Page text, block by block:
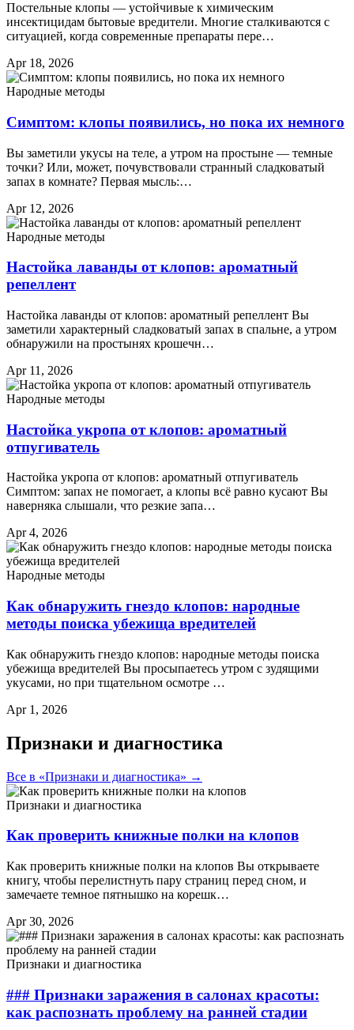
Постельные клопы — устойчивые к химическим
инсектицидам бытовые вредители. Многие сталкиваются с
ситуацией, когда современные препараты пере…
Apr 18, 2026
Народные методы
Симптом: клопы появились, но пока их немного
Вы заметили укусы на теле, а утром на простыне — темные
точки? Или, может, почувствовали странный сладковатый
запах в комнате? Первая мысль:…
Apr 12, 2026
Народные методы
Настойка лаванды от клопов: ароматный
репеллент
Настойка лаванды от клопов: ароматный репеллент Вы
заметили характерный сладковатый запах в спальне, а утром
обнаружили на простынях крошечн…
Apr 11, 2026
Народные методы
Настойка укропа от клопов: ароматный
отпугиватель
Настойка укропа от клопов: ароматный отпугиватель
Симптом: запах не помогает, а клопы всё равно кусают Вы
наверняка слышали, что резкие запа…
Apr 4, 2026
Народные методы
Как обнаружить гнездо клопов: народные
методы поиска убежища вредителей
Как обнаружить гнездо клопов: народные методы поиска
убежища вредителей Вы просыпаетесь утром с зудящими
укусами, но при тщательном осмотре …
Apr 1, 2026
Признаки и диагностика
Все в «Признаки и диагностика» →
Признаки и диагностика
Как проверить книжные полки на клопов
Как проверить книжные полки на клопов Вы открываете
книгу, чтобы перелистнуть пару страниц перед сном, и
замечаете темное пятнышко на корешк…
Apr 30, 2026
Признаки и диагностика
### Признаки заражения в салонах красоты:
как распознать проблему на ранней стадии